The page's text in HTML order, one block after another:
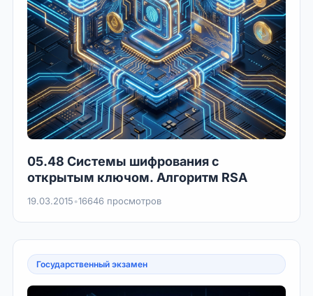
05.48 Системы шифрования с
открытым ключом. Алгоритм RSA
19.03.2015•16646 просмотров
Государственный экзамен